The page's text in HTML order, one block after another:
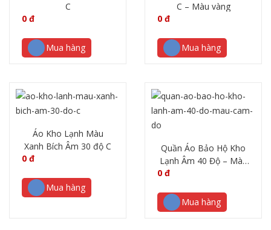
C
0 đ
Mua hàng
C – Màu vàng
0 đ
Mua hàng
Áo Kho Lạnh Màu
Xanh Bích Âm 30 độ C
0 đ
Mua hàng
Quần Áo Bảo Hộ Kho
Lạnh Âm 40 Độ – Màu
0 đ
Mua hàng